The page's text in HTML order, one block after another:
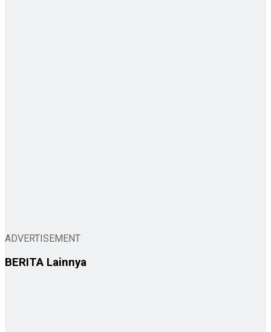
ADVERTISEMENT
BERITA Lainnya